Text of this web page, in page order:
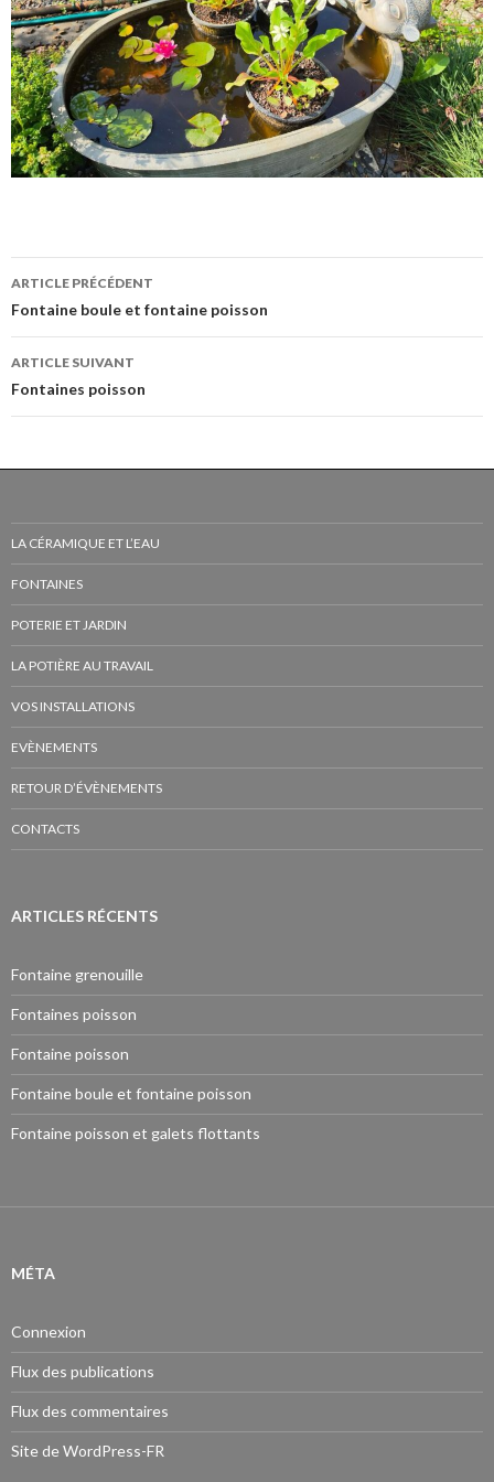
Navigation
des
articles
ARTICLE PRÉCÉDENT
Fontaine boule et fontaine poisson
ARTICLE SUIVANT
Fontaines poisson
LA CÉRAMIQUE ET L’EAU
FONTAINES
POTERIE ET JARDIN
LA POTIÈRE AU TRAVAIL
VOS INSTALLATIONS
EVÈNEMENTS
RETOUR D’ÉVÈNEMENTS
CONTACTS
ARTICLES RÉCENTS
Fontaine grenouille
Fontaines poisson
Fontaine poisson
Fontaine boule et fontaine poisson
Fontaine poisson et galets flottants
MÉTA
Connexion
Flux des publications
Flux des commentaires
Site de WordPress-FR